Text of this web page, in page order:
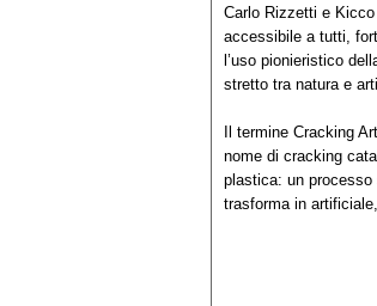
Carlo Rizzetti e
accessibile a tutti,
l’uso pionieristico
stretto tra natura e
Il termine Cracking
nome di cracking
plastica: un
trasforma in